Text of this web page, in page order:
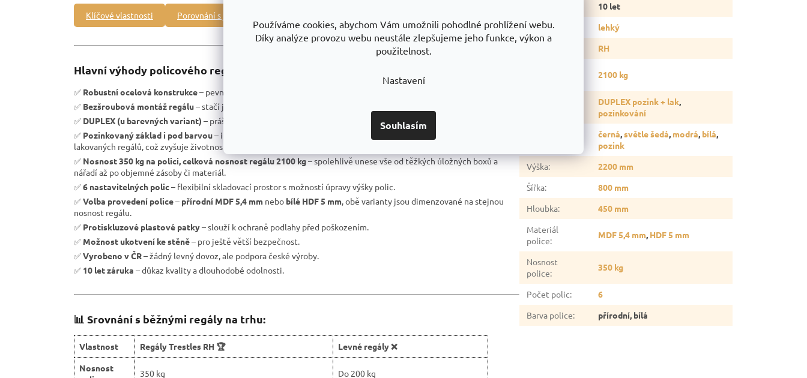
Používáme cookies, abychom Vám umožnili pohodlné prohlížení webu.
Díky analýze provozu webu neustále zlepšujeme jeho funkce, výkon a
použitelnost.
Nastavení
Souhlasím
Klíčové vlastnosti Porovnání s jinými produkty
Hlavní výhody policového regálu RH:
✅ Robustní ocelová konstrukce– pevnost a vysoká stabilita.
✅ Bezšroubová montáž regálu– stačí jen zasunout nosníky do stojin a přitlačit je na doraz.
✅ DUPLEX (u barevných variant) – práškové lakování na pozinkovaném povrchu, pro dvojitou antikorozní ochranu.
✅ Pozinkovaný základ i pod barvou– i při lokálním poškození laku nezůstává ocel „na holém plechu“ jako u běžně
lakovaných regálů, což zvyšuje životnost regálu.
✅ Nosnost 350 kg na polici, celková nosnost regálu 2100 kg– spolehlivě unese vše od těžkých úložných boxů a
nářadí až po objemné zásoby či materiál.
✅6 nastavitelných polic– flexibilní skladovací prostor s možností úpravy výšky polic.
✅Volba provedení police– přírodní MDF 5,4 mm nebo bílé HDF 5 mm, obě varianty jsou dimenzované na stejnou
nosnost regálu.
✅ Protiskluzové plastové patky– slouží k ochraně podlahy před poškozením.
✅ Možnost ukotvení ke stěně– pro ještě větší bezpečnost.
✅Vyrobeno v ČR– žádný levný dovoz, ale podpora české výroby.
✅ 10 let záruka – důkaz kvality a dlouhodobé odolnosti.
📊 Srovnání s běžnými regály na trhu:
Vlastnost Regály Trestles RH 🏆
Levné regály ❌
Nosnost
350 kg Do 200 kg
10 let
Typ regálu
lehký
RH
2100 kg
DUPLEX pozink + lak,
pozinkování
černá,světle šedá, modrá, bílá,
pozink
Výška:
2200 mm
Šířka:
800 mm
Hloubka:
450 mm
Materiál
police:
MDF 5,4 mm, HDF 5 mm
Nosnost
police:
350 kg
Počet polic:
6
Barva police: přírodní, bílá